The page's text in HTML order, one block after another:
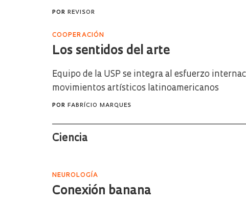
POR REVISOR
COOPERACIÓN
Los sentidos del arte
Equipo de la USP se integra al esfuerzo
movimientos artísticos latinoamericanos
POR FABRÍCIO MARQUES
Ciencia
NEUROLOGÍA
Conexión banana